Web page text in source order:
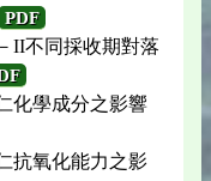
PDF
II不同採收期對落
化學成分之影響
抗氧化能力之影